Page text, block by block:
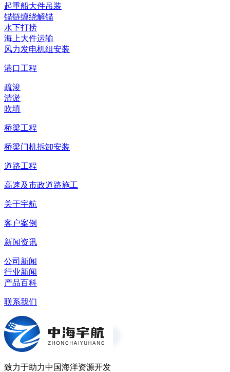
起重船大件吊装
锚链缠绕解锚
水下打捞
海上大件运输
风力发电机组安装
港口工程
疏浚
清淤
吹填
桥梁工程
桥梁门机拆卸安装
道路工程
高速及市政道路施工
关于宇航
客户案例
新闻资讯
公司新闻
行业新闻
产品百科
联系我们
致力于助力中国海洋资源开发